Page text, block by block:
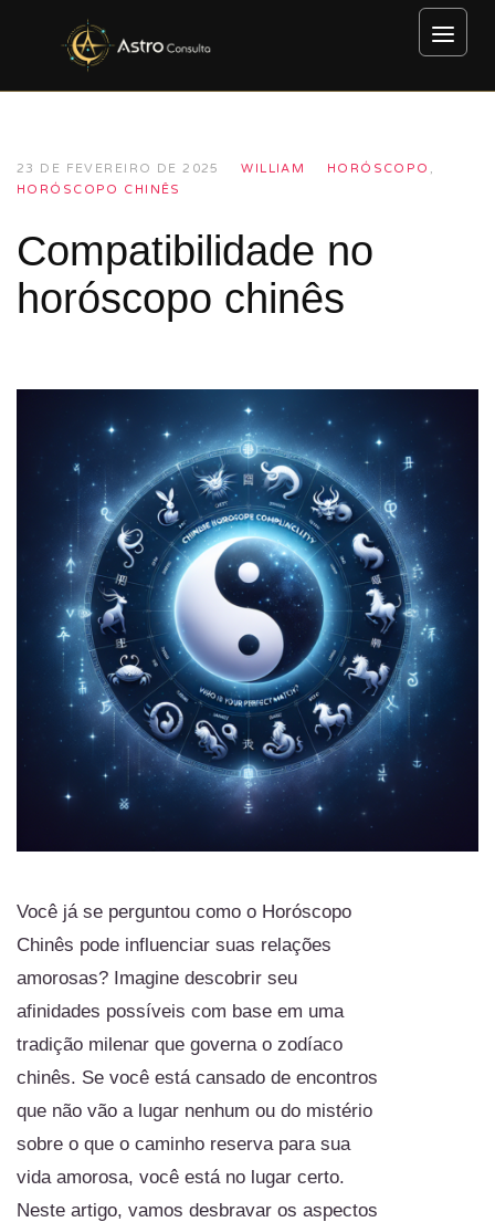
23 DE FEVEREIRO DE 2025 WILLIAM HORÓSCOPO ,
HORÓSCOPO CHINÊS
Compatibilidade no
horóscopo chinês
Você já se perguntou como o Horóscopo
Chinês pode influenciar suas relações
amorosas? Imagine descobrir seu
afinidades possíveis com base em uma
tradição milenar que governa o zodíaco
chinês. Se você está cansado de encontros
que não vão a lugar nenhum ou do mistério
sobre o que o caminho reserva para sua
vida amorosa, você está no lugar certo.
Neste artigo, vamos desbravar os aspectos